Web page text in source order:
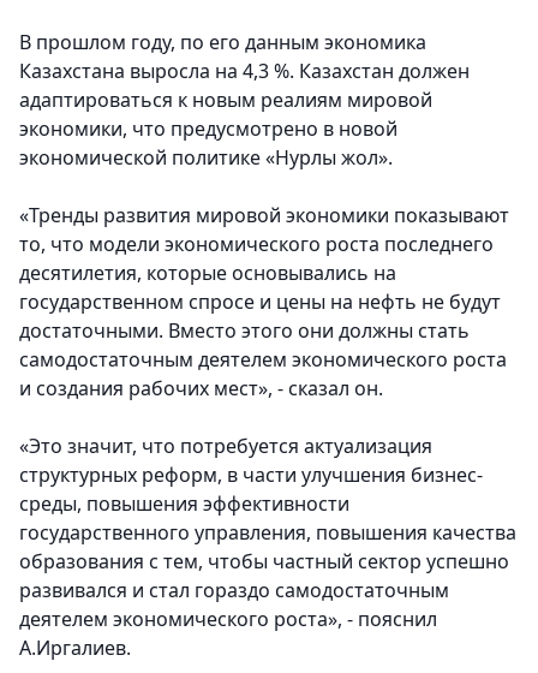
В прошлом году, по его данным экономика
Казахстана выросла на 4,3 %. Казахстан должен
адаптироваться к новым реалиям мировой
экономики, что предусмотрено в новой
экономической политике «Нурлы жол».
«Тренды развития мировой экономики показывают
то, что модели экономического роста последнего
десятилетия, которые основывались на
государственном спросе и цены на нефть не будут
достаточными. Вместо этого они должны стать
самодостаточным деятелем экономического роста
и создания рабочих мест», - сказал он.
«Это значит, что потребуется актуализация
структурных реформ, в части улучшения бизнес-
среды, повышения эффективности
государственного управления, повышения качества
образования с тем, чтобы частный сектор успешно
развивался и стал гораздо самодостаточным
деятелем экономического роста», - пояснил
А.Иргалиев.